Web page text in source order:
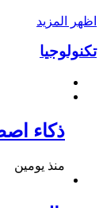
اظهر المزيد
تكنولوجيا
ذكاء
منذ يومين